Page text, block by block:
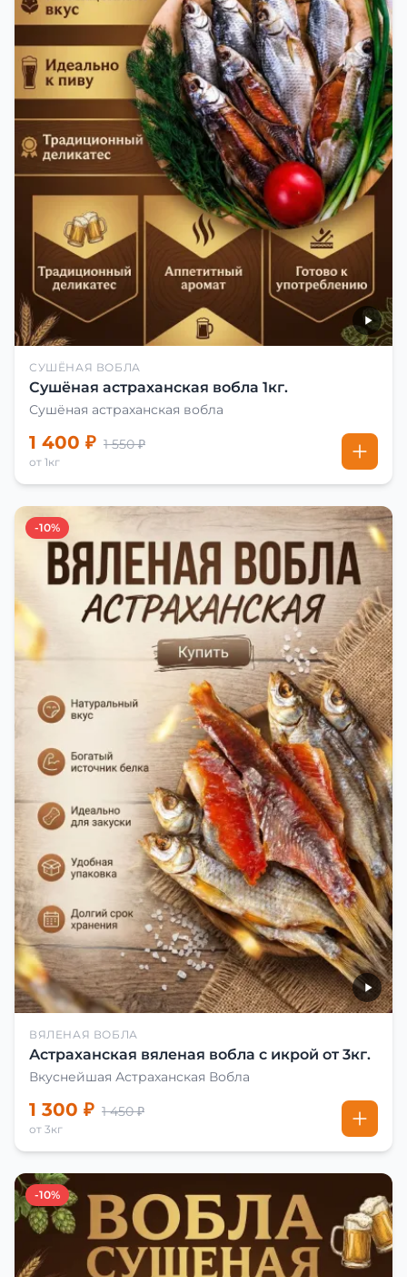
СУШЁНАЯ ВОБЛА
Сушёная астраханская вобла 1кг.
Сушёная астраханская вобла
1 400 ₽ 1 550 ₽
от 1кг
-10%
ВЯЛЕНАЯ ВОБЛА
Астраханская вяленая вобла с икрой от 3кг.
Вкуснейшая Астраханская Вобла
1 300 ₽ 1 450 ₽
от 3кг
-10%